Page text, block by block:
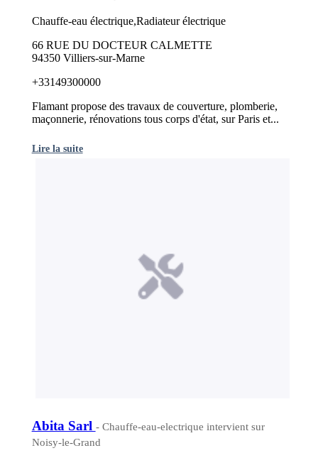
Chauffe-eau électrique,Radiateur électrique
66 RUE DU DOCTEUR CALMETTE
94350 Villiers-sur-Marne
+33149300000
Flamant propose des travaux de couverture, plomberie,
maçonnerie, rénovations tous corps d'état, sur Paris et...
Lire la suite
Abita Sarl - Chauffe-eau-electrique intervient sur
Noisy-le-Grand